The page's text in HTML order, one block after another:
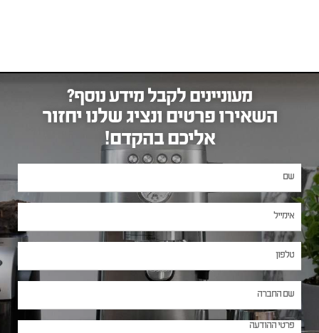
מעוניינים לקבל מידע נוסף?
השאירו פרטים ונציג שלנו יחזור
אליכם בהקדם!